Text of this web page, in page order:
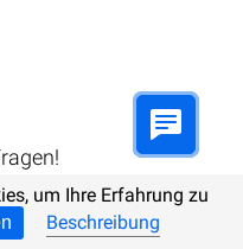
um Ihre Erfahrung zu
Beschreibung